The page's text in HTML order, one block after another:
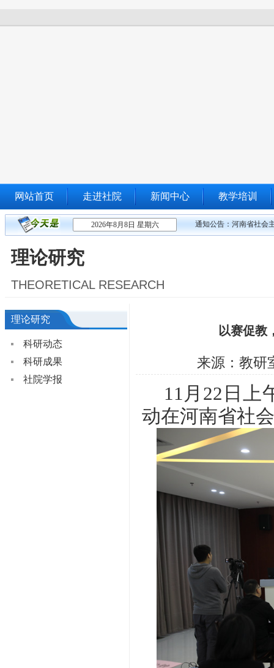
网站首页 走进社院 新闻中心 教学培训
2026年8月8日 星期六 通知公告： 河南省社会
理论研究
THEORETICAL RESEARCH
理论研究
科研动态
科研成果
社院学报
以赛促教
来源：教研
11月22日上
动在河南省社